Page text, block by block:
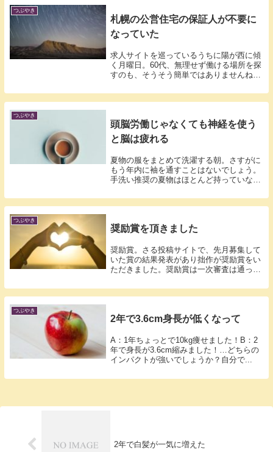
つぶやき
札幌の公営住宅の保証人が不要に
なっていた
求人サイトを巡っているうちに陽が西に傾
く月曜日。60代、無理せず働ける場所を探
すのも、そうそう簡単ではありませんね。
つぶやき
頭脳労働じゃなくても神経を使う
と脳は疲れる
夏物の服をまとめて洗濯する朝。さすがに
もう年内に袖を通すことはないでしょう。
手洗い推奨の夏物はほとんど持っていない
つぶやき
奨励賞を頂きました
奨励賞。さる投稿サイトで、先月募集して
いた賞の結果発表があり拙作が奨励賞をい
ただきました。奨励賞は一次審査は通った
つぶやき
2年で3.6cm身長が低くなって
A：1年ちょっとで10kg痩せました！B：2
年で身長が3.6cm縮みました！…どちらの
インパクトが強いでしょうか？自分で...
2年で白髪が一気に増えた